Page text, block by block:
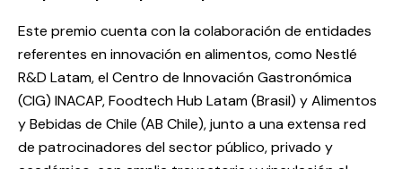
Este premio cuenta con la colaboración de entidades
referentes en innovación en alimentos, como Nestlé
R&D Latam, el Centro de Innovación Gastronómica
(CIG) INACAP, Foodtech Hub Latam (Brasil) y Alimentos
y Bebidas de Chile (AB Chile), junto a una extensa red
de patrocinadores del sector público, privado y